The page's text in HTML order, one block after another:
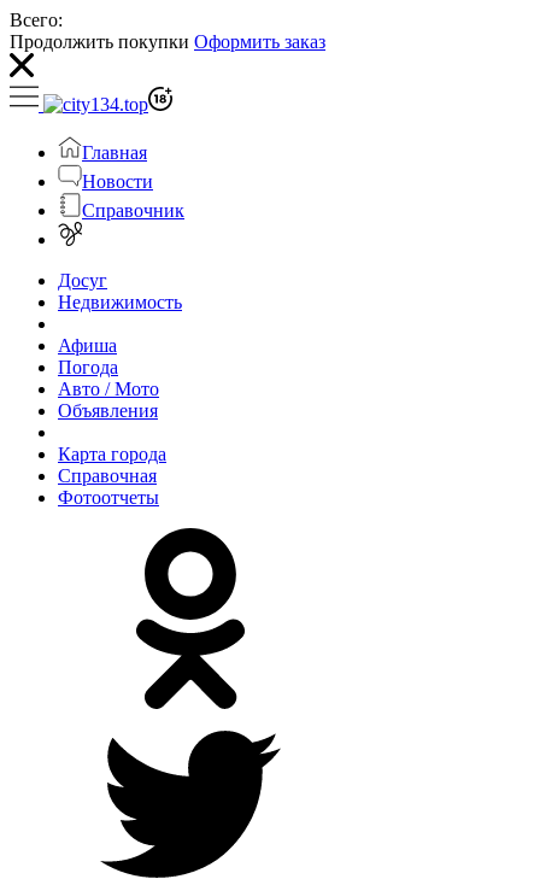
Всего:
Продолжить покупки Оформить заказ
Главная
Новости
Справочник
Досуг
Недвижимость
Афиша
Погода
Авто / Мото
Объявления
Карта города
Справочная
Фотоотчеты